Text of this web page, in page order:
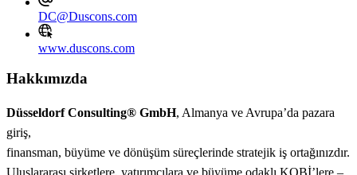
DC@Duscons.com
www.duscons.com
Hakkımızda
Düsseldorf Consulting® GmbH, Almanya ve Avrupa’da pazara
giriş,
finansman, büyüme ve dönüşüm süreçlerinde stratejik iş ortağınızdır.